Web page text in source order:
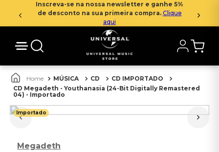
Inscreva-se na nossa newsletter e ganhe 5%
de desconto na sua primeira compra. Clique
aqui
MÚSICA CD
CD IMPORTADO
CD Megadeth - Youthanasia (24-Bit Digitally Remastered
04) - Importado
Importado
Megadeth